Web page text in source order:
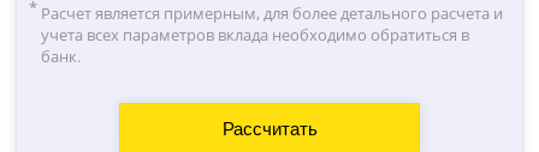
Расчет является примерным, для более детального расчета и
учета всех параметров вклада необходимо обратиться в
банк.